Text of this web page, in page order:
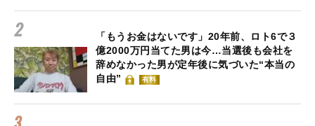
「もうお金はないです」20年前、ロト6で３
億2000万円当てた男は今…当選後も会社を
辞めなかった男が定年後に気づいた“本当の
自由”
有料